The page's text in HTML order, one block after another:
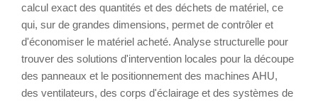
calcul exact des quantités et des déchets de matériel, ce
qui, sur de grandes dimensions, permet de contrôler et
d'économiser le matériel acheté. Analyse structurelle pour
trouver des solutions d'intervention locales pour la découpe
des panneaux et le positionnement des machines AHU,
des ventilateurs, des corps d'éclairage et des systèmes de